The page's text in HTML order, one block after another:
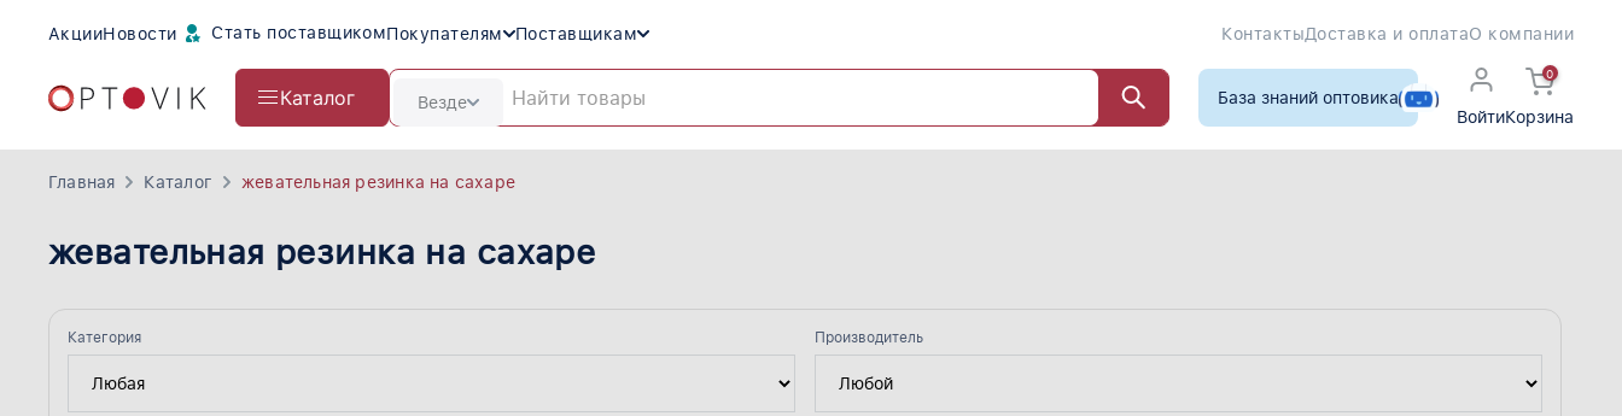
АкцииНовости Стать поставщикомПокупателям Поставщикам КонтактыДоставка и оплатаО компании
Каталог Везде
База знаний оптовика
Войти
0
Корзина
Главная Каталог жевательная резинка на сахаре
жевательная резинка на сахаре
Категория Производитель